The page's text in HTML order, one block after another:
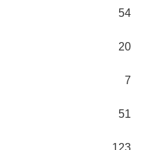
54
20
7
51
123